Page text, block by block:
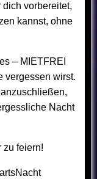
vorbereitet,
kannst, ohne
– MIETFREI
vergessen wirst.
Nacht
zu feiern!